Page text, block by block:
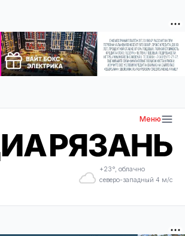
Меню
+23°, облачно
северо-западный 4 м/с